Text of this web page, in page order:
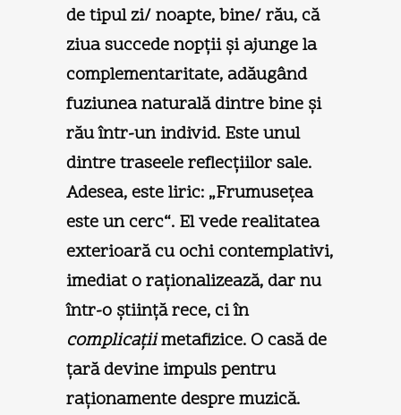
de tipul zi/ noapte, bine/ rău, că
ziua succede nopţii şi ajunge la
complementaritate, adăugând
fuziunea naturală dintre bine şi
rău într-un individ. Este unul
dintre traseele reflecţiilor sale.
Adesea, este liric: „Frumuseţea
este un cerc“. El vede realitatea
exterioară cu ochi contemplativi,
imediat o raţionalizează, dar nu
într-o ştiinţă rece, ci în
complicaţiimetafizice. O casă de
ţară devine impuls pentru
raţionamente despre muzică.